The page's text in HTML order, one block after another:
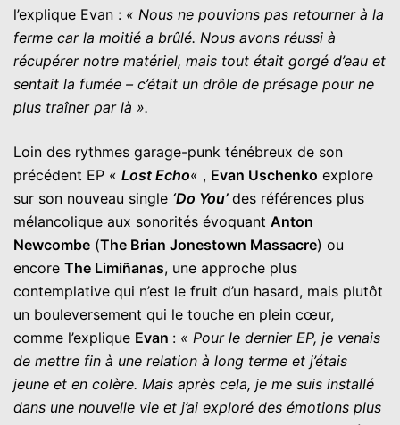
l’explique Evan : « Nous ne pouvions pas retourner à la
ferme car la moitié a brûlé. Nous avons réussi à
récupérer notre matériel, mais tout était gorgé d’eau et
sentait la fumée – c’était un drôle de présage pour ne
plus traîner par là ».
Loin des rythmes garage-punk ténébreux de son
précédent EP « Lost Echo« , Evan Uschenko explore
sur son nouveau single ‘Do You’des références plus
mélancolique aux sonorités évoquant Anton
Newcombe (The Brian Jonestown Massacre) ou
encore The Limiñanas, une approche plus
contemplative qui n’est le fruit d’un hasard, mais plutôt
un bouleversement qui le touche en plein cœur,
comme l’explique Evan : « Pour le dernier EP, je venais
de mettre fin à une relation à long terme et j’étais
jeune et en colère. Mais après cela, je me suis installé
dans une nouvelle vie et j’ai exploré des émotions plus